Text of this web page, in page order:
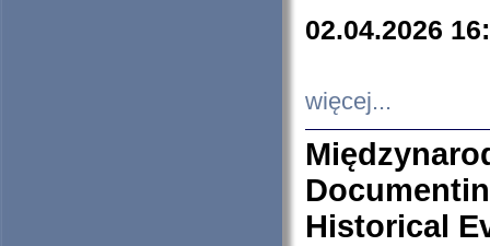
02.04.2026
więcej...
Historical